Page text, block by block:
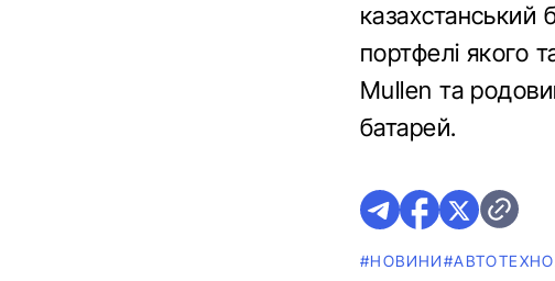
казахстанський
портфелі якого
Mullen та
батарей.
#НОВИНИ